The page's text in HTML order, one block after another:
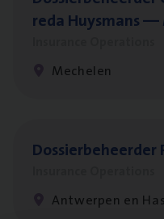
re­da Huys­mans
Mechelen
Antwerpen en